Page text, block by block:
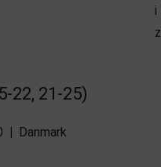
22, 21-25)
Danmark